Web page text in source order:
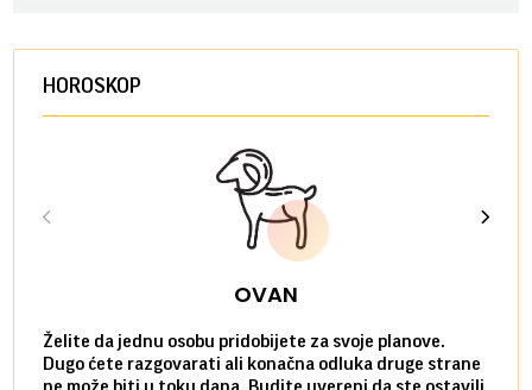
HOROSKOP
OVAN
Želite da jednu osobu pridobijete za svoje planove.
Dugo ćete razgovarati ali konačna odluka druge strane
ne može biti u toku dana. Budite uvereni da ste ostavili